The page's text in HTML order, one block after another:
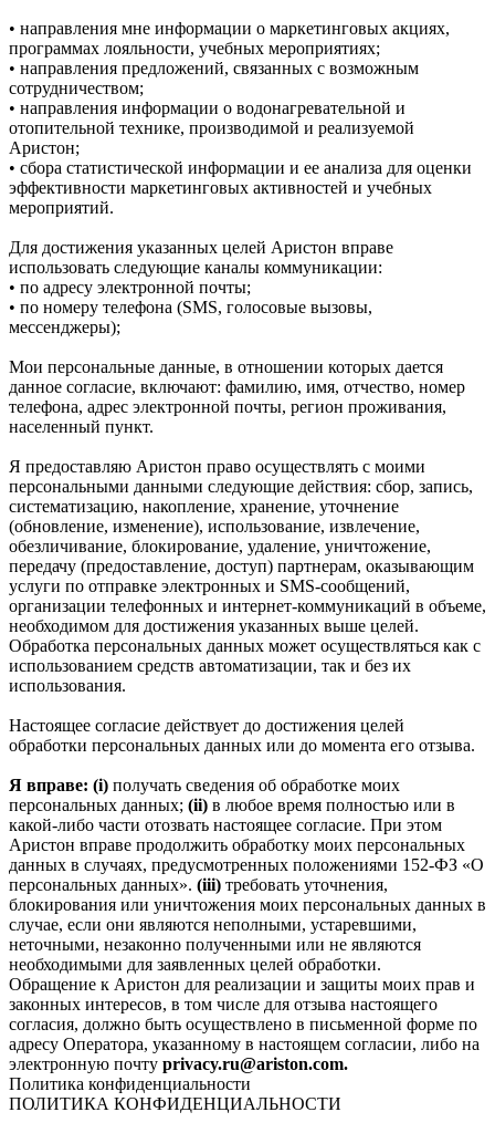
• направления мне информации о маркетинговых акциях,
программах лояльности, учебных мероприятиях;
• направления предложений, связанных с возможным
сотрудничеством;
• направления информации о водонагревательной и
отопительной технике, производимой и реализуемой
Аристон;
• сбора статистической информации и ее анализа для оценки
эффективности маркетинговых активностей и учебных
мероприятий.
Для достижения указанных целей Аристон вправе
использовать следующие каналы коммуникации:
• по адресу электронной почты;
• по номеру телефона (SMS, голосовые вызовы,
мессенджеры);
Мои персональные данные, в отношении которых дается
данное согласие, включают: фамилию, имя, отчество, номер
телефона, адрес электронной почты, регион проживания,
населенный пункт.
Я предоставляю Аристон право осуществлять с моими
персональными данными следующие действия: сбор, запись,
систематизацию, накопление, хранение, уточнение
(обновление, изменение), использование, извлечение,
обезличивание, блокирование, удаление, уничтожение,
передачу (предоставление, доступ) партнерам, оказывающим
услуги по отправке электронных и SMS‑сообщений,
организации телефонных и интернет‑коммуникаций в объеме,
необходимом для достижения указанных выше целей.
Обработка персональных данных может осуществляться как с
использованием средств автоматизации, так и без их
использования.
Настоящее согласие действует до достижения целей
обработки персональных данных или до момента его отзыва.
Я вправе: (i) получать сведения об обработке моих
персональных данных; (ii) в любое время полностью или в
какой-либо части отозвать настоящее согласие. При этом
Аристон вправе продолжить обработку моих персональных
данных в случаях, предусмотренных положениями 152-ФЗ «О
персональных данных». (iii) требовать уточнения,
блокирования или уничтожения моих персональных данных в
случае, если они являются неполными, устаревшими,
неточными, незаконно полученными или не являются
необходимыми для заявленных целей обработки.
Обращение к Аристон для реализации и защиты моих прав и
законных интересов, в том числе для отзыва настоящего
согласия, должно быть осуществлено в письменной форме по
адресу Оператора, указанному в настоящем согласии, либо на
электронную почту privacy.ru@ariston.com.
Политика конфиденциальности
ПОЛИТИКА КОНФИДЕНЦИАЛЬНОСТИ